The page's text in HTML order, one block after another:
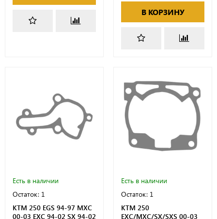
В КОРЗИНУ
Есть в наличии
Остаток: 1
KTM 250 EGS 94-97 MXC
00-03 EXC 94-02 SX 94-02
Есть в наличии
Остаток: 1
KTM 250
EXC/MXC/SX/SXS 00-03